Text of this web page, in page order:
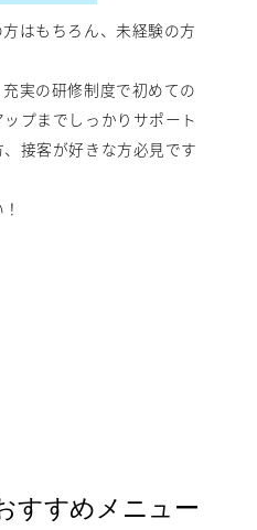
はもちろん、未経験の方
実の研修制度で初めての
プまでしっかりサポート
接客が好きな方必見です
すすめメニュー